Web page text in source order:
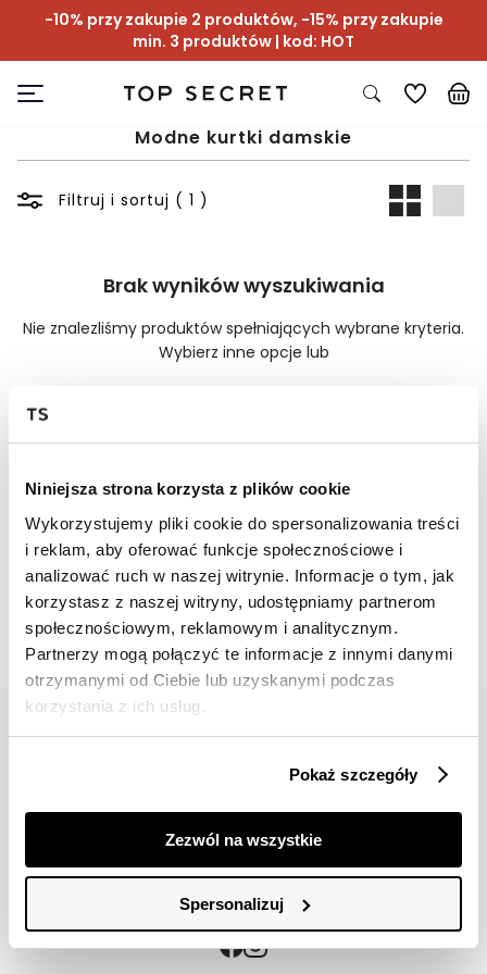
Niniejsza strona korzysta z plików cookie
Wykorzystujemy pliki cookie do spersonalizowania treści
i reklam, aby oferować funkcje społecznościowe i
analizować ruch w naszej witrynie. Informacje o tym, jak
korzystasz z naszej witryny, udostępniamy partnerom
społecznościowym, reklamowym i analitycznym.
Partnerzy mogą połączyć te informacje z innymi danymi
otrzymanymi od Ciebie lub uzyskanymi podczas
korzystania z ich usług.
Pokaż szczegóły
Zezwól na wszystkie
Spersonalizuj
-10% przy zakupie 2 produktów, -15% przy zakupie
min. 3 produktów | kod: HOT
Modne kurtki damskie
Filtruj i sortuj ( 1 )
Brak wyników wyszukiwania
Nie znalezliśmy produktów spełniających wybrane kryteria.
Wybierz inne opcje lub
📸 OZNACZAJ NAS NA ZDJĘCIACH
#topsecretfashion
Znajdź nas